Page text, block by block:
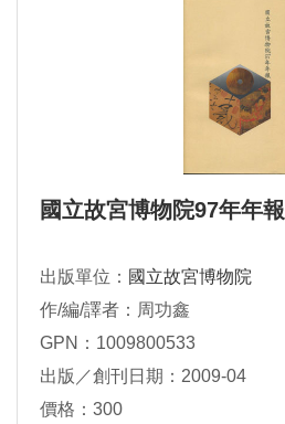
國立故宮博物院97年年報
出版單位： 國立故宮博物院
作/編/譯者：周功鑫
GPN：1009800533
出版／創刊日期：2009-04
價格：300